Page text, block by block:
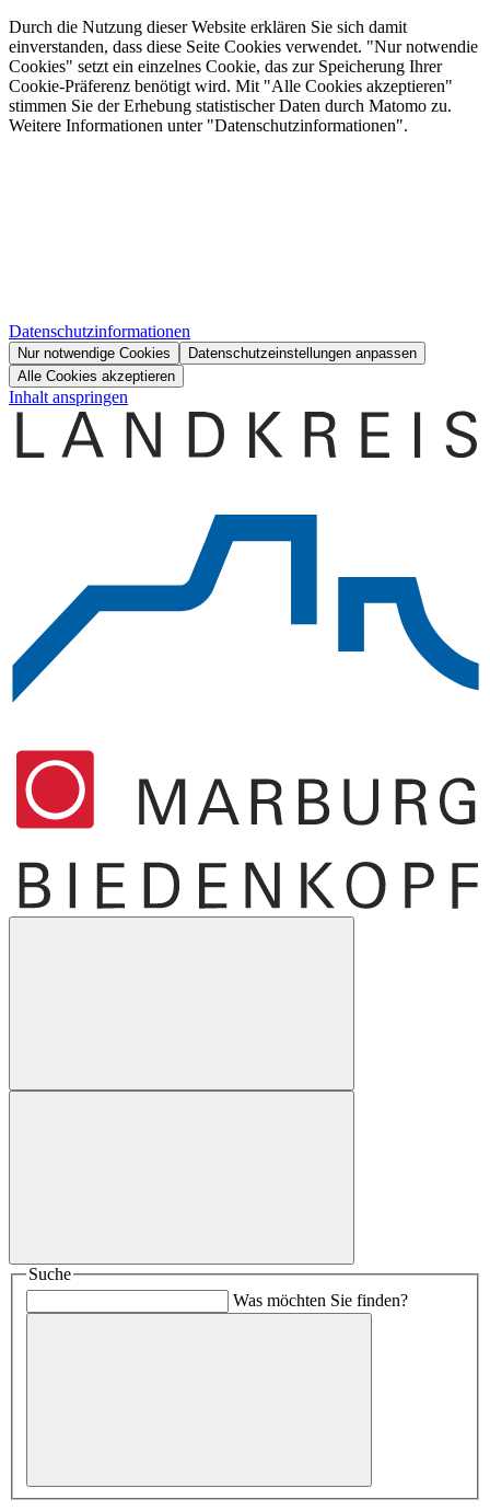
Durch die Nutzung dieser Website erklären Sie sich damit
einverstanden, dass diese Seite Cookies verwendet. "Nur notwendie
Cookies" setzt ein einzelnes Cookie, das zur Speicherung Ihrer
Cookie-Präferenz benötigt wird. Mit "Alle Cookies akzeptieren"
stimmen Sie der Erhebung statistischer Daten durch Matomo zu.
Weitere Informationen unter "Datenschutzinformationen".
Datenschutzinformationen
Nur notwendige Cookies
Datenschutzeinstellungen anpassen
Alle Cookies akzeptieren
Inhalt anspringen
Suche
Was möchten Sie finden?